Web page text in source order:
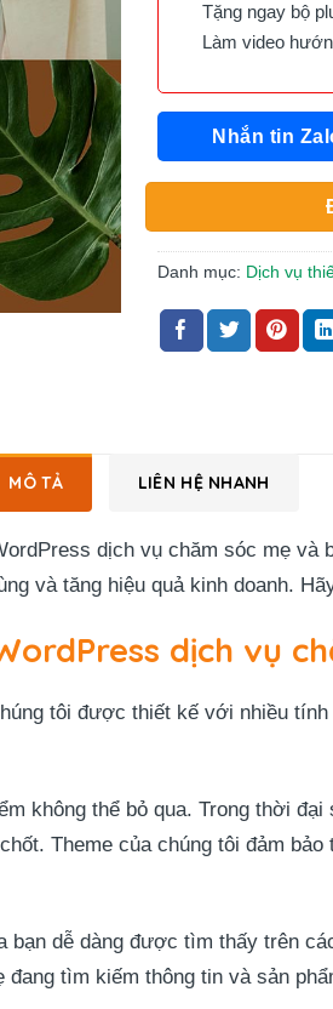
Tặng ngay bộ
Làm video
Nhắn tin
Danh mục: Dịch vụ
MÔ TẢ LIÊN HỆ NHANH
dịch vụ chăm sóc mẹ và
và tăng hiệu quả kinh doanh.
dịch vụ
tôi được thiết kế với nhiều
không thể bỏ qua. Trong thời
Theme của chúng tôi đảm
bạn dễ dàng được tìm thấy trên
tìm kiếm thông tin và sản